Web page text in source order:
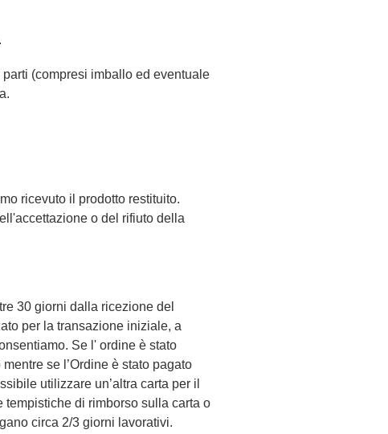
(compresi imballo ed eventuale
ricevuto il prodotto restituito.
o del rifiuto della
30 giorni dalla ricezione del
per la transazione iniziale, a
Se l' ordineè stato
se l’Ordine è stato pagato
utilizzare un’altra carta per il
di rimborso sulla carta o
circa 2/3 giorni lavorativi.